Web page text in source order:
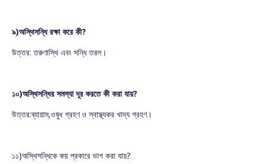
৯)অস্থিসন্ধি রক্ষা করে কী?
উত্তর: তরুণাস্থি এবং সন্ধি তরল।
১০)অস্থিসন্ধির সমস্যা দূর করতে কী করা যায়?
উত্তর:ব্যায়াম,ওষুধ গ্রহণ ও স্বাস্থ্যকর খাদ্য গ্রহণ।
১১)অস্থিসন্ধিকে কয় প্রকারে ভাগ করা যায়?